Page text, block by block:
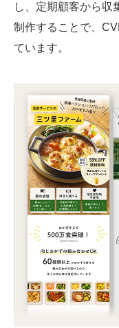
し、定期顧客から収
制作することで、
ています。